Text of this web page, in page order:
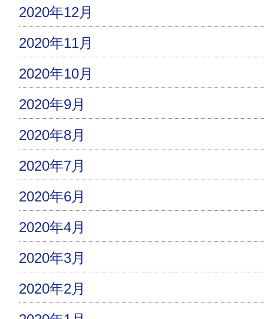
2020年12月
2020年11月
2020年10月
2020年9月
2020年8月
2020年7月
2020年6月
2020年4月
2020年3月
2020年2月